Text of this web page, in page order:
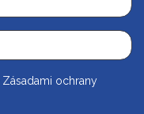
Zásadami ochrany